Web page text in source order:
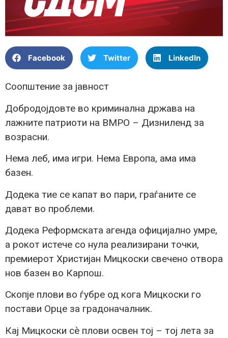
Facebook Twitter LinkedIn
Соопштение за јавност
Добродојдовте во криминална држава на
лажните патриоти на ВМРО – Дизниленд за
возрасни.
Нема леб, има игри. Нема Европа, ама има
базен.
Додека тие се капат во пари, граѓаните се
дават во проблеми.
Додека Реформската агенда официјално умре,
а рокот истече со нула реализирани точки,
премиерот Христијан Мицкоски свечено отвора
нов базен во Карпош.
Скопје плови во ѓубре од кога Мицкоски го
постави Орце за градоначалник.
Кај Мицкоски сè плови освен тој – тој лета за